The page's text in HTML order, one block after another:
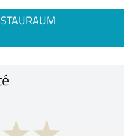
STAURAUM